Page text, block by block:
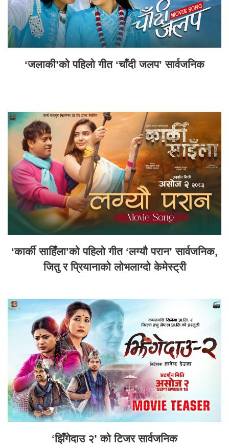
‘जलाकी’को पहिलो गीत ‘चाँदी जलप’ सार्वजनिक
‘कार्की साहिँला’को पहिलो गीत ‘लग्यौ परान’ सार्वजनिक,
जितु र प्रियानाको लोभलाग्दो केमेस्ट्री
‘झिँगेदाउ २’ को टिजर सार्वजनिक